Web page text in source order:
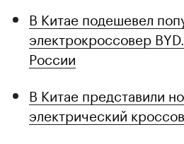
В Китае подешевел
электрокроссовер
России
В Китае представили
электрический